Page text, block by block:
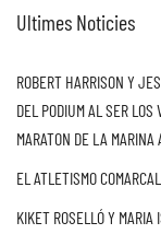
Ultimes Noticies
ROBERT HARRISON Y
DEL PODIUM AL SER
MARATON DE LA MARINA
EL ATLETISMO
KIKET ROSELLÓ Y